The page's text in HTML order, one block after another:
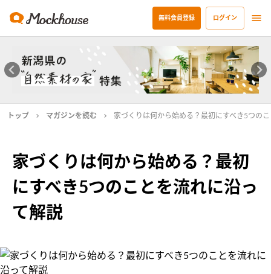
無料会員登録 ログイン
トップ マガジンを読む 家づくりは何から始める？最初にすべき5つの
家づくりは何から始める？最初
にすべき5つのことを流れに沿っ
て解説